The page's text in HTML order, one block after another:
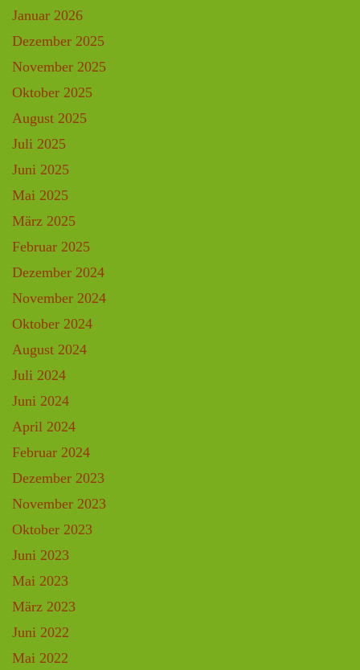
Januar 2026
Dezember 2025
November 2025
Oktober 2025
August 2025
Juli 2025
Juni 2025
Mai 2025
März 2025
Februar 2025
Dezember 2024
November 2024
Oktober 2024
August 2024
Juli 2024
Juni 2024
April 2024
Februar 2024
Dezember 2023
November 2023
Oktober 2023
Juni 2023
Mai 2023
März 2023
Juni 2022
Mai 2022